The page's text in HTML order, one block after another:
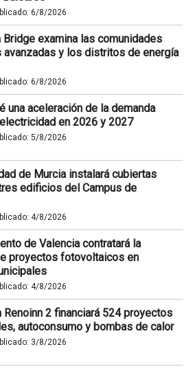
6/8/2026
Bridge examina las comunidades
avanzadas y los distritos de energía
6/8/2026
una aceleración de la demanda
en 2026 y 2027
5/8/2026
de Murcia instalará cubiertas
edificios del Campus de
4/8/2026
de Valencia contratará la
proyectos fotovoltaicos en
4/8/2026
Renoinn 2 financiará 524 proyectos
autoconsumo y bombas de calor
3/8/2026